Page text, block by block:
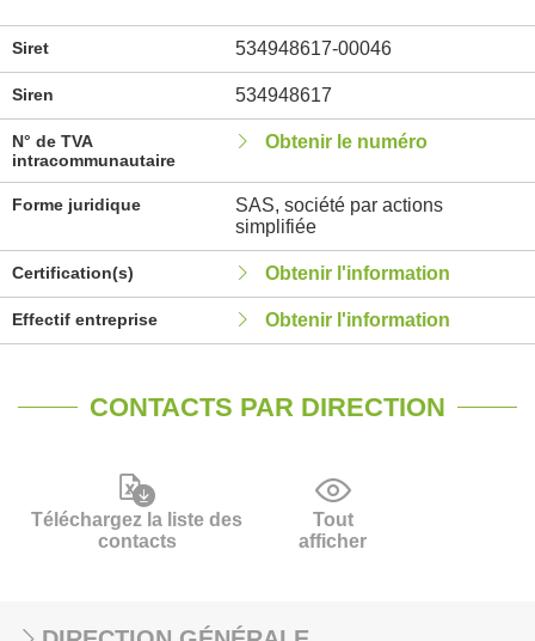
Siret 534948617-00046
Siren 534948617
N° de TVA
intracommunautaire
Obtenir le numéro
Forme juridique
SAS, société par actions
simplifiée
Certification(s) Obtenir l'information
Effectif entreprise Obtenir l'information
CONTACTS PAR DIRECTION
Téléchargez la liste des
contacts
Tout
afficher